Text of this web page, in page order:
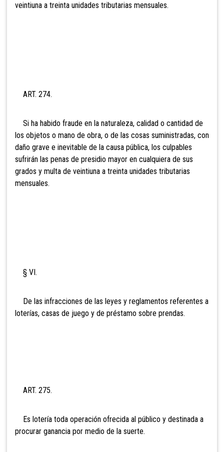
veintiuna a treinta unidades tributarias mensuales.
ART. 274.
Si ha habido fraude en la naturaleza, calidad o cantidad de
los objetos o mano de obra, o de las cosas suministradas, con
daño grave e inevitable de la causa pública, los culpables
sufrirán las penas de presidio mayor en cualquiera de sus
grados y multa de veintiuna a treinta unidades tributarias
mensuales.
§ VI.
De las infracciones de las leyes y reglamentos referentes a
loterías, casas de juego y de préstamo sobre prendas.
ART. 275.
Es lotería toda operación ofrecida al público y destinada a
procurar ganancia por medio de la suerte.